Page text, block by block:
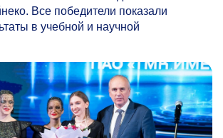
Все победители показали
в учебной и научной